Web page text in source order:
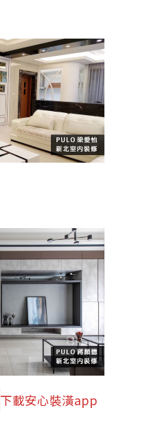
下載安心裝潢app